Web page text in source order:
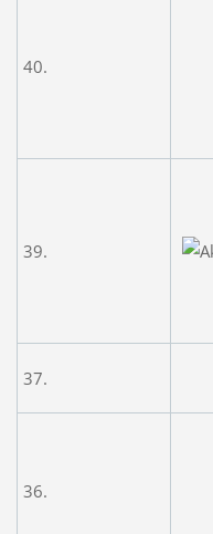
40.
39.
37.
36.